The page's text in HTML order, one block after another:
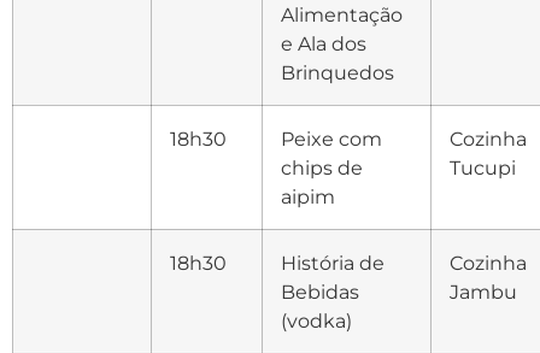
Alimentação
e Ala dos
Brinquedos
18h30
Peixe com
chips de
aipim
Cozinha
Tucupi
18h30
História de
Bebidas
(vodka)
Cozinha
Jambu